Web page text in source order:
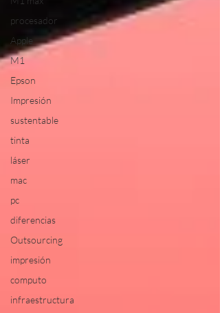
procesador
Apple
M1
Epson
Impresión
sustentable
tinta
láser
mac
pc
diferencias
Outsourcing
impresión
computo
infraestructura